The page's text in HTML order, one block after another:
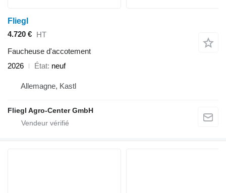
Fliegl
4.720 € HT
Faucheuse d'accotement
2026
État neuf
Allemagne, Kastl
Fliegl Agro-Center GmbH